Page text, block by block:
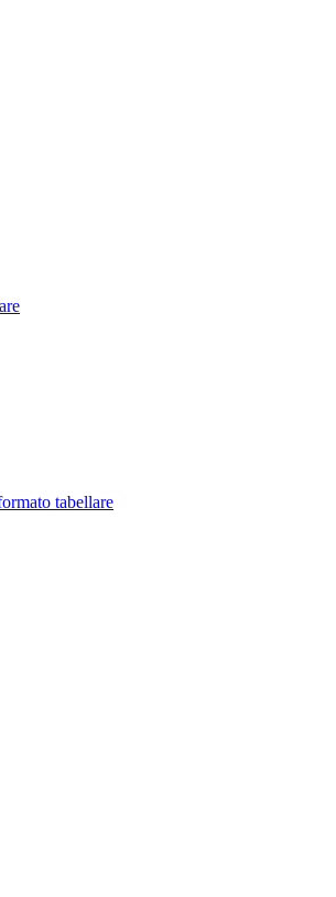
tabellare